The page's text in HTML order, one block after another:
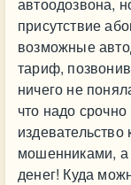
присутствие
возможные
тариф,
ничего не
что надо
издевательство
мошенниками, а
денег! Куда